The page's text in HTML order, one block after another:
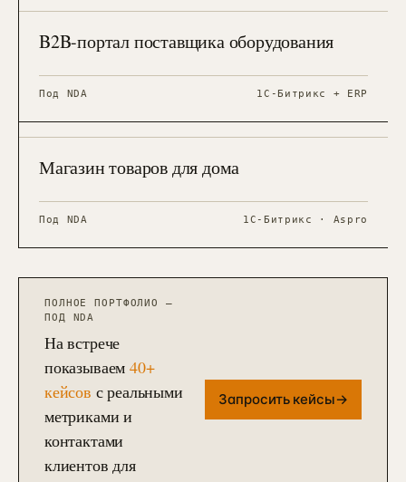
МАГАЗИН · ИНДИВ.
B2B-портал поставщика оборудования
Под NDA 1С-Битрикс + ERP
МАГАЗИН · ШАБЛОН
Магазин товаров для дома
Под NDA 1С-Битрикс · Aspro
ПОЛНОЕ ПОРТФОЛИО —
ПОД NDA
На встрече
показываем40+
кейсов с реальными
метриками и
контактами
клиентов для
Запросить кейсы→